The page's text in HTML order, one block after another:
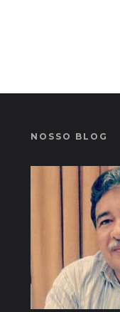
NOSSO BLOG